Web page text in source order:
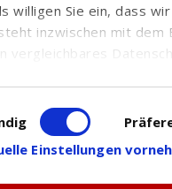
willigen Sie ein, dass
inzwischen mit dem
vergleichbares
finden Sie auf
auch jederzeit
Einstellungen